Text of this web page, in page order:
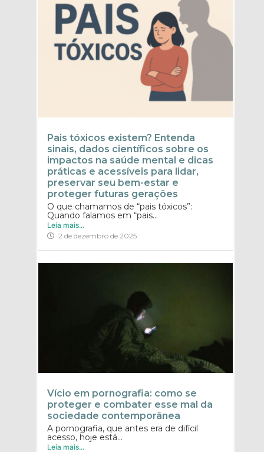
Pais tóxicos existem? Entenda
sinais, dados científicos sobre os
impactos na saúde mental e dicas
práticas e acessíveis para lidar,
preservar seu bem-estar e
proteger futuras gerações
O que chamamos de “pais tóxicos”:
Quando falamos em “pais...
Leia mais...
2 de dezembro de 2025
Vício em pornografia: como se
proteger e combater esse mal da
sociedade contemporânea
A pornografia, que antes era de difícil
acesso, hoje está...
Leia mais...